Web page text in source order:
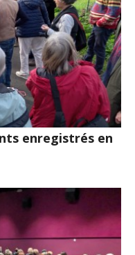
enregistrés en